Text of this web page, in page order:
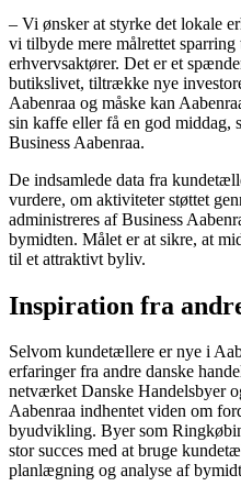
– Vi ønsker at styrke det lokale
vi tilbyde mere målrettet
erhvervsaktører. Det er et
butikslivet, tiltrække nye
Aabenraa og måske kan
sin kaffe eller få en god middag,
Business Aabenraa.
De indsamlede data fra
vurdere, om aktiviteter støttet
administreres af Business
bymidten. Målet er at sikre, at
til et attraktivt byliv.
Inspiration fra
Selvom kundetællere er nye i
erfaringer fra andre danske
netværket Danske Handelsbyer
Aabenraa indhentet viden om
byudvikling. Byer som
stor succes med at bruge
planlægning og analyse af